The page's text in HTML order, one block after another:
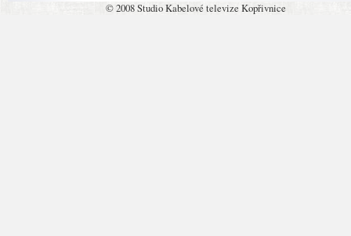
© 2008 Studio Kabelové televize Kopřivnice